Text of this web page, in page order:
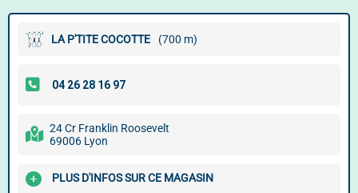
LA P'TITE COCOTTE (700 m)
24 Cr Franklin Roosevelt
69006 Lyon
PLUS D'INFOS SUR CE MAGASIN